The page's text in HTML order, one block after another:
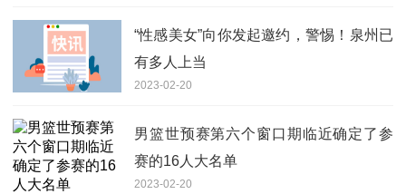
“性感美女”向你发起邀约，警惕！泉州已
有多人上当
2023-02-20
男篮世预赛第六个窗口期临近确定了参
赛的16人大名单
2023-02-20